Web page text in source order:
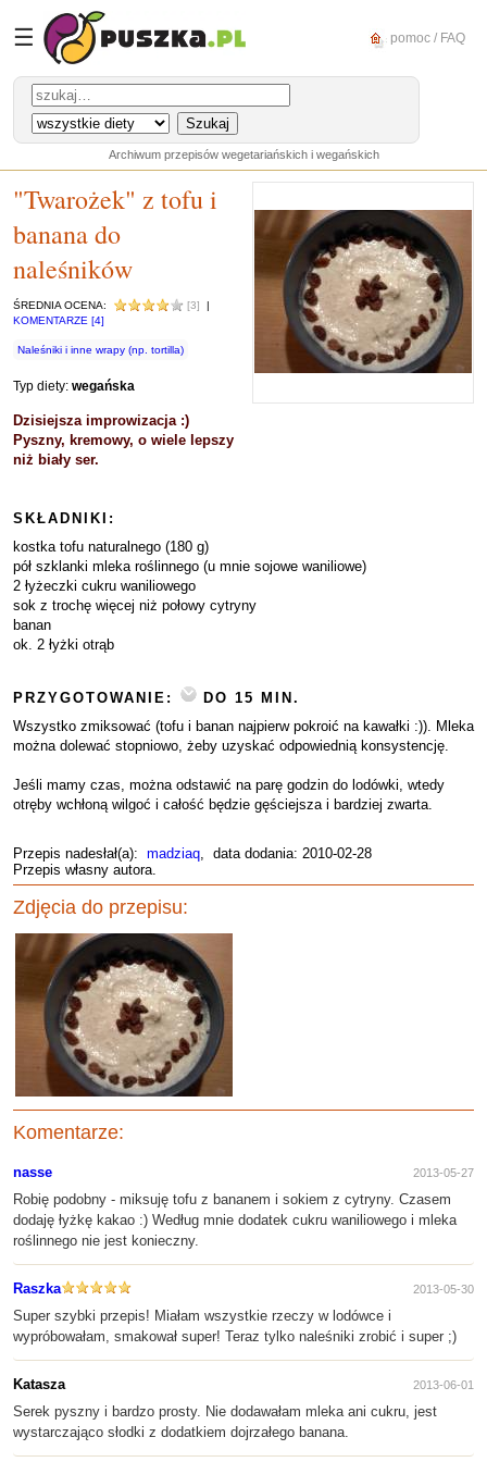
☰ pomoc / FAQ
Archiwum przepisów wegetariańskich i wegańskich
"Twarożek" z tofu i
banana do
naleśników
ŚREDNIA OCENA: [3]
|
KOMENTARZE [4]
Naleśniki i inne wrapy (np. tortilla)
Typ diety: wegańska
Dzisiejsza improwizacja :)
Pyszny, kremowy, o wiele lepszy
niż biały ser.
SKŁADNIKI:
kostka tofu naturalnego (180 g)
pół szklanki mleka roślinnego (u mnie sojowe waniliowe)
2 łyżeczki cukru waniliowego
sok z trochę więcej niż połowy cytryny
banan
ok. 2 łyżki otrąb
PRZYGOTOWANIE:
DO 15 MIN.
Wszystko zmiksować (tofu i banan najpierw pokroić na kawałki :)). Mleka
można dolewać stopniowo, żeby uzyskać odpowiednią konsystencję.
Jeśli mamy czas, można odstawić na parę godzin do lodówki, wtedy
otręby wchłoną wilgoć i całość będzie gęściejsza i bardziej zwarta.
Przepis nadesłał(a): madziaq, data dodania: 2010-02-28
Przepis własny autora.
Zdjęcia do przepisu:
Komentarze:
nasse 2013-05-27
Robię podobny - miksuję tofu z bananem i sokiem z cytryny. Czasem
dodaję łyżkę kakao :) Według mnie dodatek cukru waniliowego i mleka
roślinnego nie jest konieczny.
Raszka 2013-05-30
Super szybki przepis! Miałam wszystkie rzeczy w lodówce i
wypróbowałam, smakował super! Teraz tylko naleśniki zrobić i super ;)
Katasza 2013-06-01
Serek pyszny i bardzo prosty. Nie dodawałam mleka ani cukru, jest
wystarczająco słodki z dodatkiem dojrzałego banana.